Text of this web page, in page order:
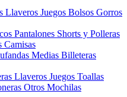
Llaveros Juegos Bolsos Gorros
Pantalones Shorts y Polleras
Camisas
Medias Billeteras
Llaveros Juegos Toallas
Otros Mochilas